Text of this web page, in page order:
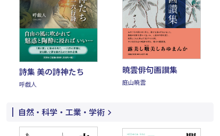
詩集 美の詩神たち
呼戯人
暁雲俳句画讃集
庭山暁雲
自然・科学・工業・学術